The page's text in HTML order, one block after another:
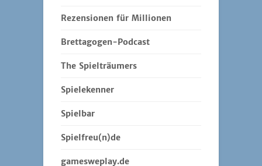
Rezensionen für Millionen
Brettagogen-Podcast
The Spielträumers
Spielekenner
Spielbar
Spielfreu(n)de
gamesweplay.de